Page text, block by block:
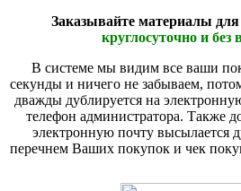
Заказывайте материалы
круглосуточно и
В системе мы видим все ваши
секунды и ничего не забываем,
дважды дублируется на
телефон администратора. Также
электронную почту высылается
перечнем Ваших покупок и чек